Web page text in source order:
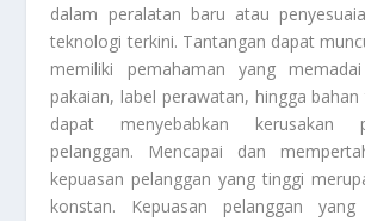
dalam peralatan baru atau
teknologi terkini. Tantangan dapat
memiliki pemahaman yang
pakaian, label perawatan, hingga
dapat menyebabkan kerusakan
pelanggan. Mencapai dan
kepuasan pelanggan yang tinggi
konstan. Kepuasan pelanggan